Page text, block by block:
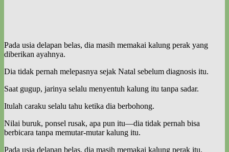
Pada usia delapan belas, dia masih memakai kalung perak yang
diberikan ayahnya.
Dia tidak pernah melepasnya sejak Natal sebelum diagnosis itu.
Saat gugup, jarinya selalu menyentuh kalung itu tanpa sadar.
Itulah caraku selalu tahu ketika dia berbohong.
Nilai buruk, ponsel rusak, apa pun itu—dia tidak pernah bisa
berbicara tanpa memutar-mutar kalung itu.
Pada usia delapan belas, dia masih memakai kalung perak itu.